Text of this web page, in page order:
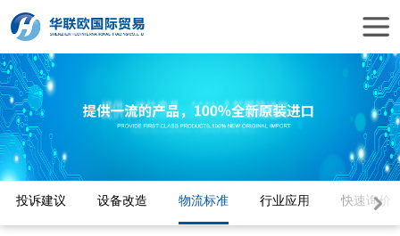
投诉建议 设备改造 物流标准 行业应用 快速询价